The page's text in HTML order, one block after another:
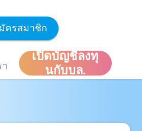
ครสมาชิก
า
เปิดบัญชีลงทุ
นกับบล.